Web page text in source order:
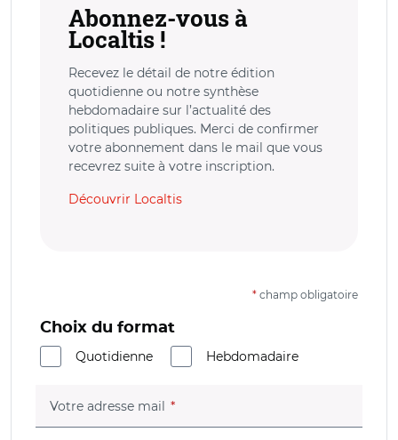
Abonnez-vous à
Localtis !
Recevez le détail de notre édition
quotidienne ou notre synthèse
hebdomadaire sur l’actualité des
politiques publiques. Merci de confirmer
votre abonnement dans le mail que vous
recevrez suite à votre inscription.
Découvrir Localtis
* champ obligatoire
Choix du format
Quotidienne
Hebdomadaire
Votre adresse mail (champ obligatoire)